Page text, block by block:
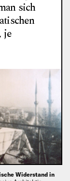
sich
je
Widerstand in